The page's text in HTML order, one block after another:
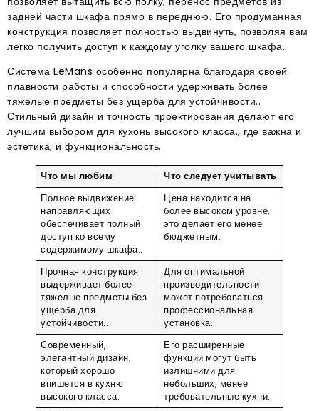
задней части шкафа прямо в переднюю. Его продуманная
конструкция позволяет полностью выдвинуть, позволяя вам
легко получить доступ к каждому уголку вашего шкафа.
Система LeMans особенно популярна благодаря своей
плавности работы и способности удерживать более
тяжелые предметы без ущерба для устойчивости..
Стильный дизайн и точность проектирования делают его
лучшим выбором для кухонь высокого класса., где важна и
эстетика, и функциональность.
Что мы любим
Что следует учитывать
Полное выдвижение
направляющих
обеспечивает полный
доступ ко всему
содержимому шкафа..
Цена находится на
более высоком уровне,
это делает его менее
бюджетным.
Прочная конструкция
выдерживает более
тяжелые предметы без
ущерба для
устойчивости..
Для оптимальной
производительности
может потребоваться
профессиональная
установка..
Современный,
элегантный дизайн,
который хорошо
впишется в кухню
высокого класса.
Его расширенные
функции могут быть
излишними для
небольших, менее
требовательные кухни.